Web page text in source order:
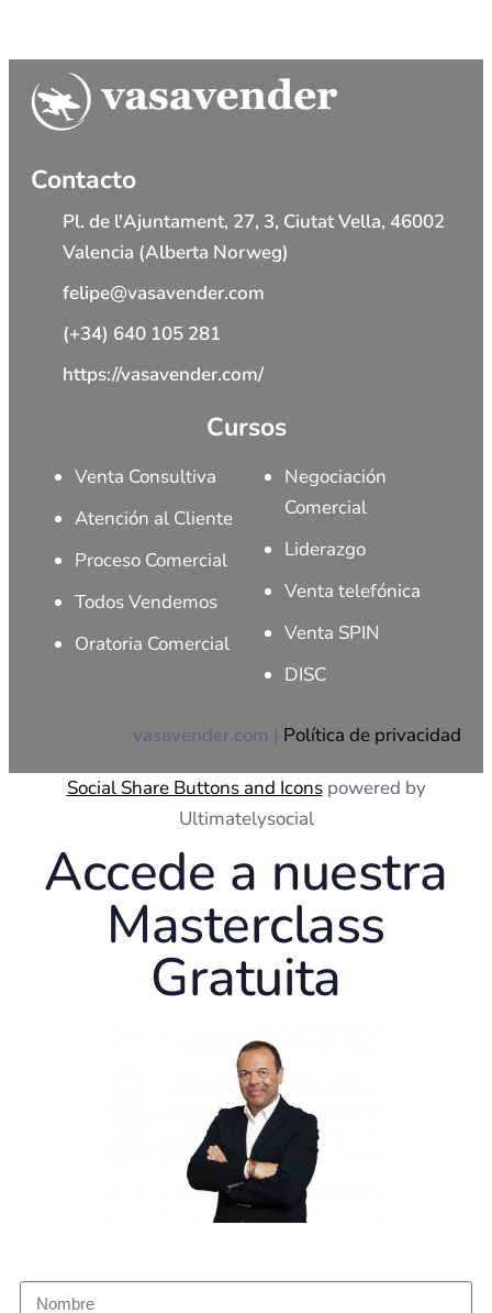
Contacto
Pl. de l'Ajuntament, 27, 3, Ciutat Vella, 46002
Valencia (Alberta Norweg)
felipe@vasavender.com
(+34) 640 105 281
https://vasavender.com/
Cursos
Venta Consultiva
Atención al Cliente
Proceso Comercial
Todos Vendemos
Oratoria Comercial
Negociación
Comercial
Liderazgo
Venta telefónica
Venta SPIN
DISC
vasavender.com | Política de privacidad
Social Share Buttons and Iconspowered by
Ultimatelysocial
Accede a nuestra
Masterclass
Gratuita